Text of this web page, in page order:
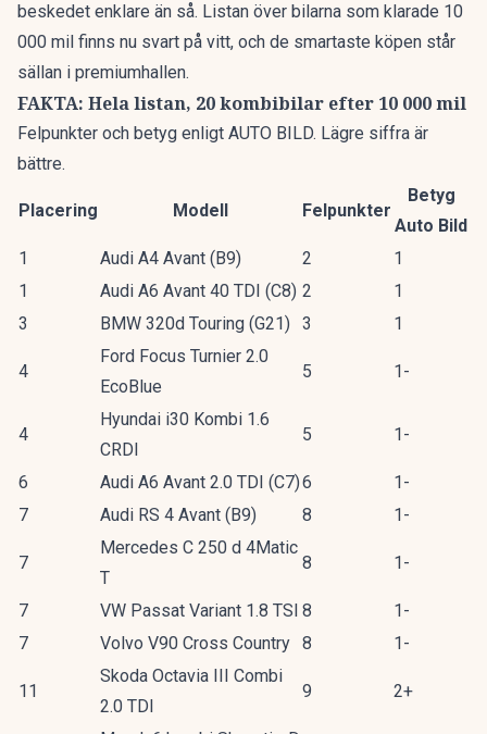
beskedet enklare än så. Listan över bilarna som klarade 10
000 mil finns nu svart på vitt, och de smartaste köpen står
sällan i premiumhallen.
FAKTA: Hela listan, 20 kombibilar efter 10 000 mil
Felpunkter och betyg enligt AUTO BILD. Lägre siffra är
bättre.
Placering Modell Felpunkter
Betyg
Auto Bild
1
Audi A4 Avant (B9) 2
1
1
Audi A6 Avant 40 TDI (C8) 2
1
3
BMW 320d Touring (G21) 3 1
4
Ford Focus Turnier 2.0
EcoBlue
5 1-
4
Hyundai i30 Kombi 1.6
CRDI
5 1-
6 Audi A6 Avant 2.0 TDI (C7)6
1-
7
Audi RS 4 Avant (B9) 8 1-
7
Mercedes C 250 d 4Matic
T
8 1-
7 VW Passat Variant 1.8 TSI 8
1-
7
Volvo V90 Cross Country 8 1-
11
Skoda Octavia III Combi
2.0 TDI
9 2+